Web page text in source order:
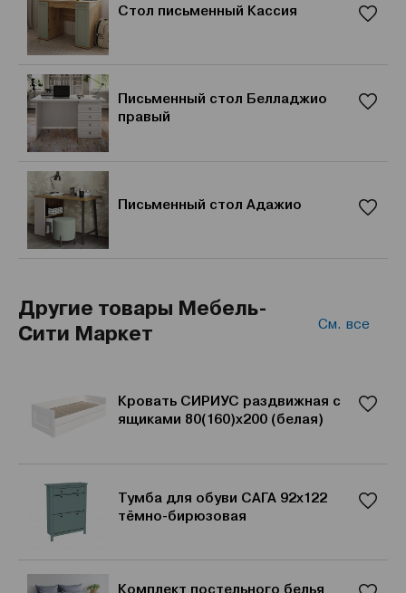
Стол письменный Кассия
Письменный стол Белладжио
правый
Письменный стол Адажио
Другие товары Мебель-
Сити Маркет
См. все
Кровать СИРИУС раздвижная с
ящиками 80(160)х200 (белая)
Тумба для обуви САГА 92х122
тёмно-бирюзовая